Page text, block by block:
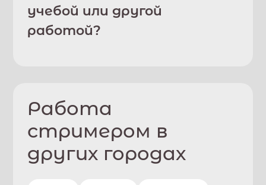
учебой или другой
работой?
Работа
стримером в
других городах